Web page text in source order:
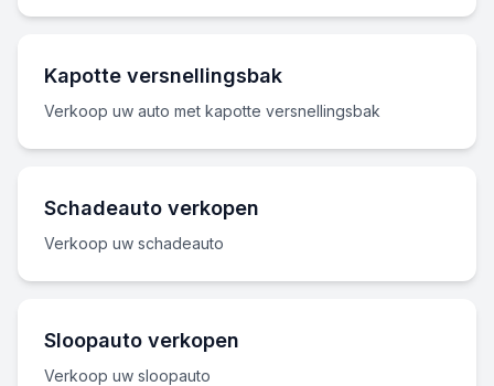
Kapotte versnellingsbak
Verkoop uw auto met kapotte versnellingsbak
Schadeauto verkopen
Verkoop uw schadeauto
Sloopauto verkopen
Verkoop uw sloopauto